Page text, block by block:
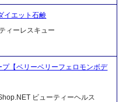
イエット石鹸
ィーレスキュー
【ベリーベリーフェロモンボデ
ビューティーヘルス